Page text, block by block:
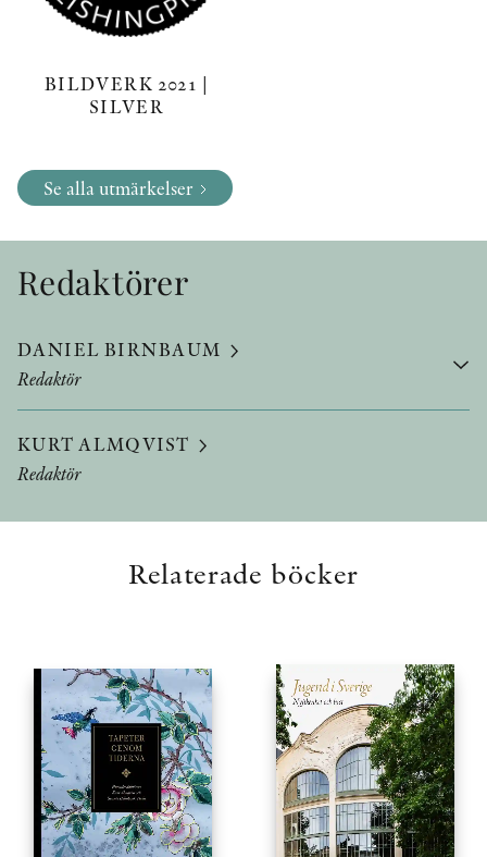
BILDVERK 2021 |
SILVER
Se alla utmärkelser
Redaktörer
DANIEL BIRNBAUM
Redaktör
KURT ALMQVIST
Redaktör
Relaterade böcker